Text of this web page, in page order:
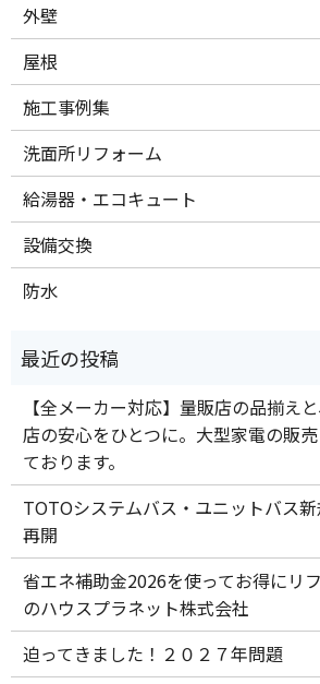
外壁
屋根
施工事例集
洗面所リフォーム
給湯器・エコキュート
設備交換
防水
【全メーカー対応】量販店の品揃え
店の安心をひとつに。大型家電の販
ております。
TOTOシステムバス・ユニットバス
再開
省エネ補助金2026を使ってお得にリ
のハウスプラネット株式会社
迫ってきました！２０２７年問題